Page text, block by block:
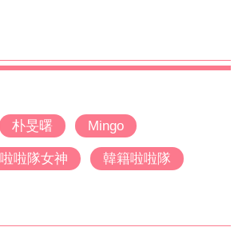
朴旻曙 Mingo
啦啦隊女神 韓籍啦啦隊